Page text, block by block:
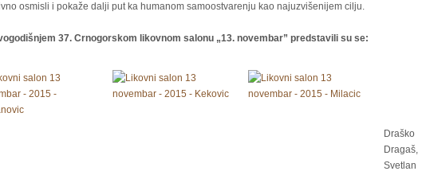
osmisli i pokaže dalji put ka humanom samoostvarenju kao najuzvišenijem cilju.
37. Crnogorskom likovnom salonu „13. novembar” predstavili su se:
Draško
Dragaš,
Svetlan